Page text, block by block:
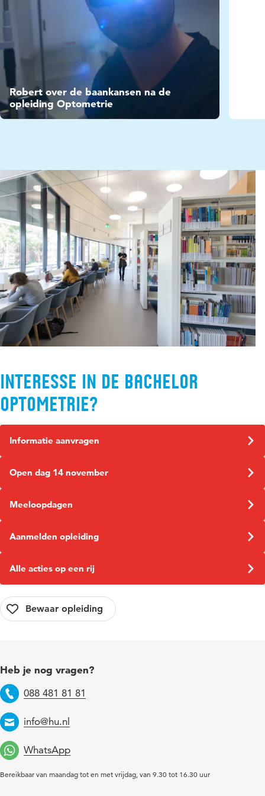
Video
Robert over de baankansen na de
opleiding Optometrie
Interesse in de bachelor
Optometrie​?
Informatie aanvragen
Open dag 14 november
Meeloopdagen
Aanmelden opleiding
Alle acties op een rij
Heb je nog vragen?
Telefoon
088 481 81 81
Email
info@hu.nl
WhatsApp
Bereikbaar van maandag tot en met vrijdag, van 9.30 tot 16.30 uur